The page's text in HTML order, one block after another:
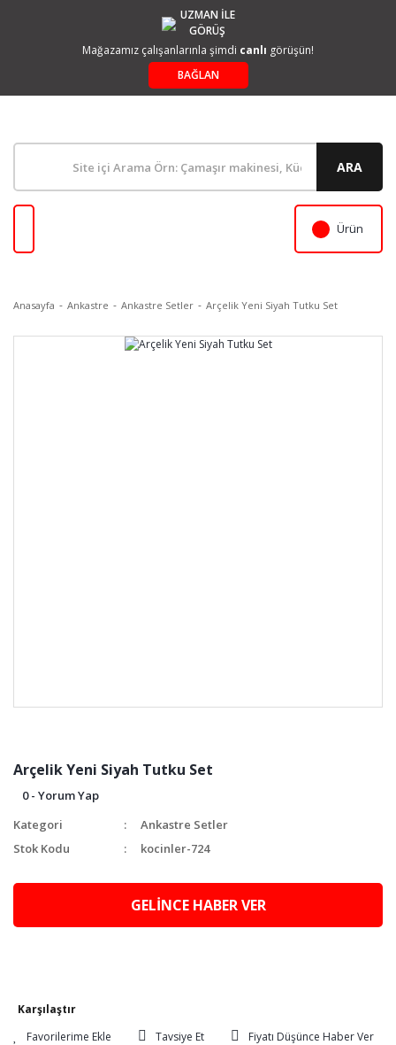
UZMAN İLE
GÖRÜŞ
Mağazamız çalışanlarınla şimdi canlı görüşün!
BAĞLAN
ARA
Ürün
Anasayfa Ankastre Ankastre Setler Arçelik Yeni Siyah Tutku Set
Arçelik Yeni Siyah Tutku Set
0 - Yorum Yap
Kategori
Ankastre Setler
Stok Kodu
kocinler-724
GELİNCE HABER VER
Karşılaştır
Tavsiye Et
Fiyatı Düşünce Haber Ver